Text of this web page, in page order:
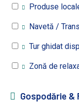
Produse
Navetă /
Tur ghidat
Zonă de
Gospodărie &